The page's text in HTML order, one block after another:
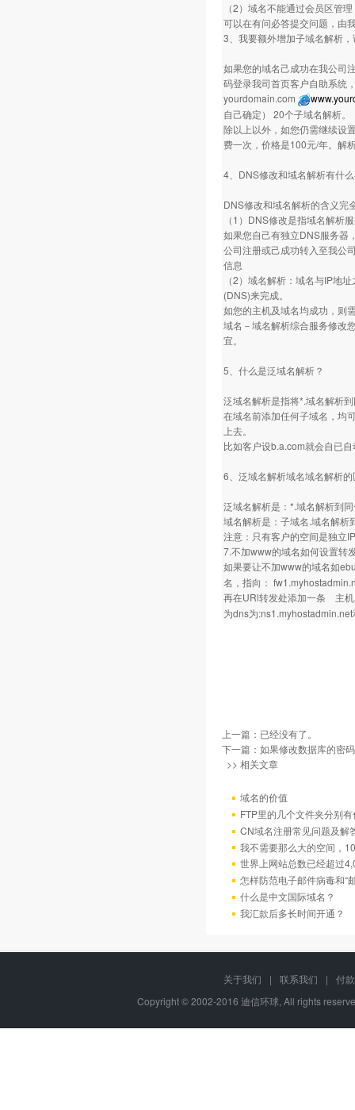
（2）域名不能通过会员区管
可以在有问必答提交问题，由
3、我要额外增加子域名解析
如果您的域名己成功在我公司
码登录我司首页客户自助系统
yourdomain.com
自己确定） 20个子域名解析。
除以上以外，如您仍需继续设
费一次，价格是100元/年。解
4、DNS修改和域名解析有什
DNS修改和域名解析的含义完
（1）DNS修改是指域名解析
如果您自己有独立DNS服务器
公司注册或己成功转入至我公
信息
（2）域名解析：域名与IP地
(DNS)来完成。
如您的主机及域名均成功，则
域名－域名解析综合服务修改
宜。
5、什么是泛域名解析？
泛域名解析是指将*.域名解析
在域名前添加任何子域名，均
上去。
比如客户设b.a.com就会自已
6、泛域名解析域名域名解析
泛域名解析是：*.域名解析到
域名解析是：子域名.域名解析
注意：只有客户的空间是独立
7.不加www的域名如何设置转
如果要让不加www的域名如
名，指向：
再在URl转发处添加一条
为dns为
上一篇：已经没有了。
下一篇： 如果修改数据库的密
>> 相关文章
域名的价值
FTP里的几个文件夹分别
CN域名注册常见问题及解
我不需要那么大的空间，
世界上网站总数已经超过
怎样防范电子邮件病毒和“
什么是中文国际域名？
我汇款后多长时间开通？
关于我们 | 联系我们 |
付
Copyright © 2002-2016 迪信环球, All rights